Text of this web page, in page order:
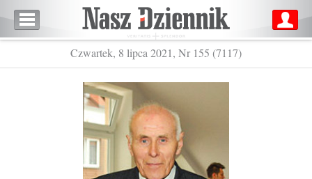
Czwartek, 8 lipca 2021, Nr 155 (7117)